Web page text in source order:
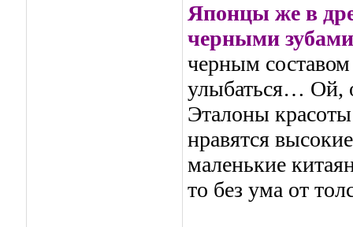
Японцы же в
черными
черным
улыбаться… Ой,
Эталоны
нравятся
маленькие
то без ума от